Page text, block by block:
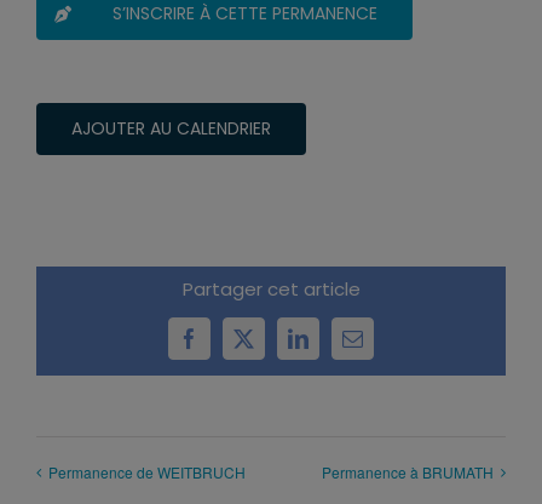
S’INSCRIRE À CETTE PERMANENCE
AJOUTER AU CALENDRIER
Partager cet article
Facebook
X LinkedInEmail
Permanence de WEITBRUCH Permanence à BRUMATH